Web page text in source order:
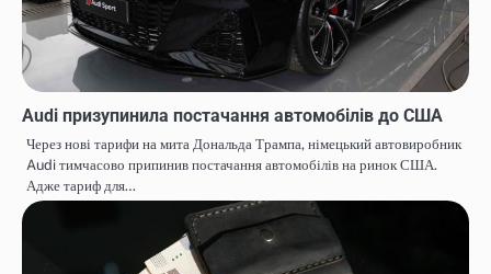
Audi призупинила постачання автомобілів до США
Через нові тарифи на мита Дональда Трампа, німецький автовиробник
Audi тимчасово припинив постачання автомобілів на ринок США.
Адже тариф для…